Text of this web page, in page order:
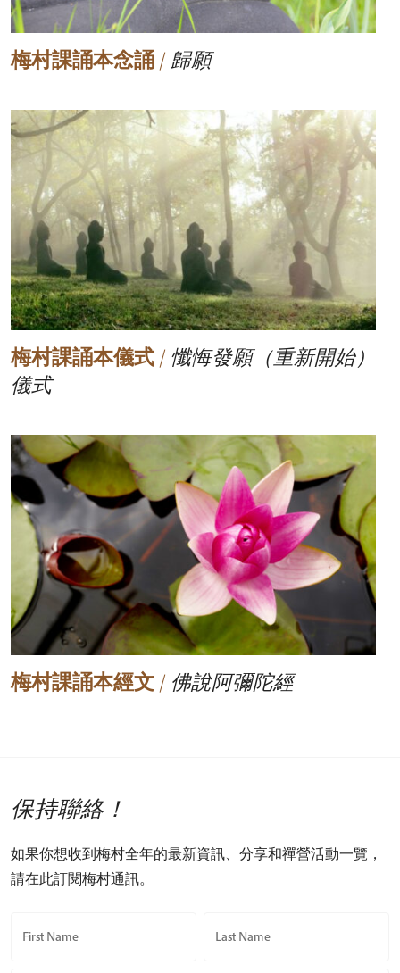
梅村課誦本念誦 / 歸願
梅村課誦本儀式 / 懺悔發願（重新開始）
儀式
梅村課誦本經文 / 佛說阿彌陀經
保持聯絡！
如果你想收到梅村全年的最新資訊、分享和禪營活動一覽，
請在此訂閱梅村通訊。
First Name Last Name